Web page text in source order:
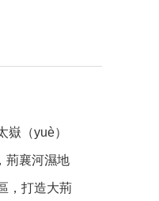
（yuè）
荊襄河濕地
，打造大荊